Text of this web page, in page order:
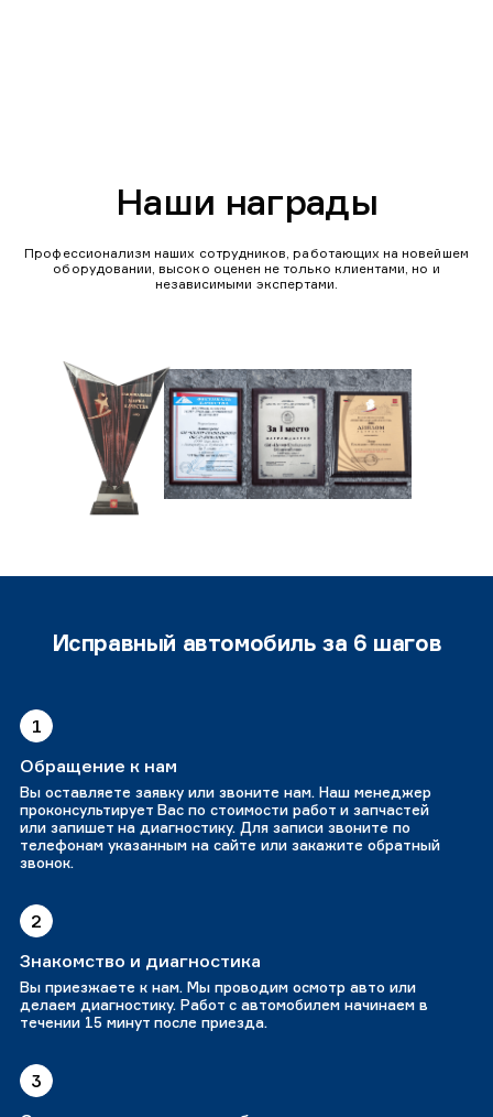
Наши награды
Профессионализм наших сотрудников, работающих на новейшем
оборудовании, высоко оценен не только клиентами, но и
независимыми экспертами.
Исправный автомобиль за 6 шагов
1
Обращение к нам
Вы оставляете заявку или звоните нам. Наш менеджер
проконсультирует Вас по стоимости работ и запчастей
или запишет на диагностику. Для записи звоните по
телефонам указанным на сайте или закажите обратный
звонок.
2
Знакомство и диагностика
Вы приезжаете к нам. Мы проводим осмотр авто или
делаем диагностику. Работ с автомобилем начинаем в
течении 15 минут после приезда.
3